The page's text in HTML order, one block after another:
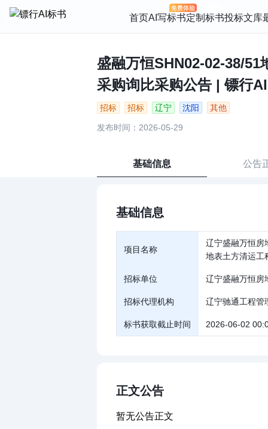
首页AI写标书定制标书投标文库
盛融万恒SHN02-02-38/
采购询比采购公告 | 镖行
招标 招标 辽宁 沈阳 其他
发布时间：2026-05-29
基础信息 公告
基础信息
项目名称
辽宁盛融万恒房
地表土方清运工
招标单位 辽宁盛融万恒房
招标代理机构 辽宁驰通工程管
标书获取截止时间 2026-06-02
正文公告
暂无公告正文